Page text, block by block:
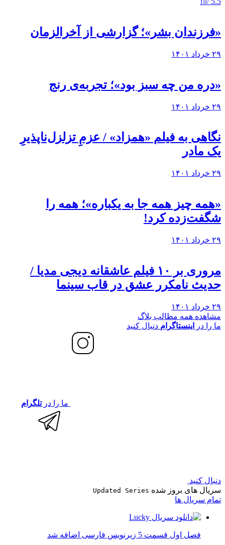
/10
«فرزندان بشر»؛ گزارشی از آخرالزمان
۲۹ خرداد ۱۴۰۱
«دره من چه سبز بود»؛ تجربه‌ی رنج
۲۹ خرداد ۱۴۰۱
نگاهی به فيلم «همزاد» / عزمِ تزلزل‌ناپذیرِ
یک مادر
۲۹ خرداد ۱۴۰۱
«همه چیز همه جا به یکباره»؛ همه را
شگفت‌زده کرد!
۲۹ خرداد ۱۴۰۱
مروری بر ۱۰ فیلم عاشقانه دیجی مدیا /
حدیث نامکرر عشق در قاب سینما
۲۹ خرداد ۱۴۰۱
مشاهده همه مطالب بلاگ
ما را در
اینستاگرام دنبال کنید
ما را درتلگرام
دنبال کنید
سریال های بروز شده Updated Series
تمام سریال ها
فصل اول قسمت 5 زیرنویس فارسی اضافه شد